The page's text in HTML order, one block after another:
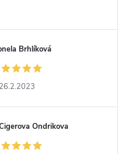
Brhlíková
26.2.2023
Ondrikova